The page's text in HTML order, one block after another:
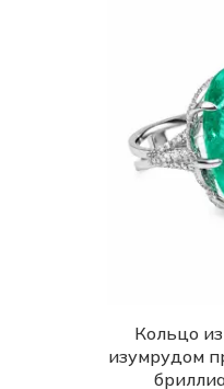
Кольцо
изумрудом